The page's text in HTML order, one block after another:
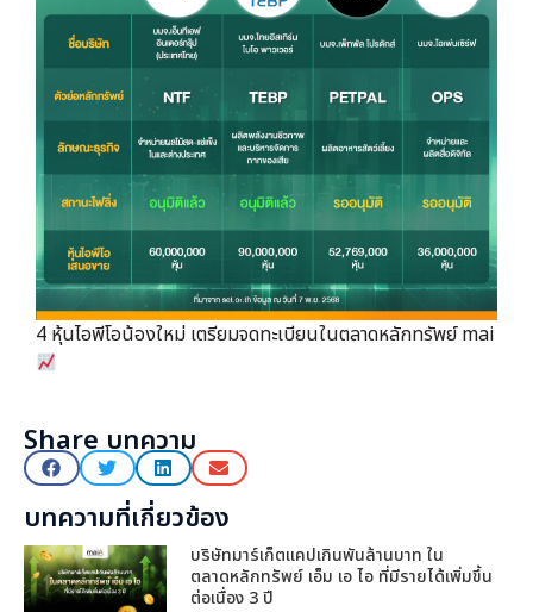
4 หุ้นไอพีโอน้องใหม่ เตรียมจดทะเบียนในตลาดหลักทรัพย์ mai
Share บทความ
บทความที่เกี่ยวข้อง
บริษัทมาร์เก็ตแคปเกินพันล้านบาท ใน
ตลาดหลักทรัพย์ เอ็ม เอ ไอ ที่มีรายได้เพิ่มขึ้น
ต่อเนื่อง 3 ปี